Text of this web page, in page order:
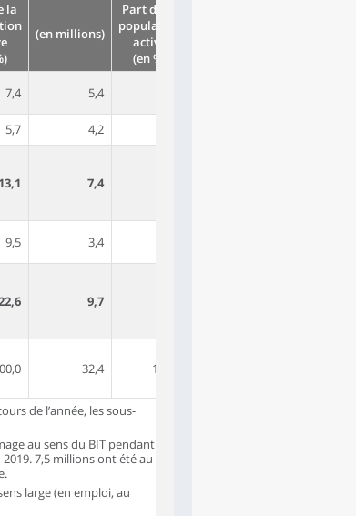
la
(en millions)
Part de la
population
active
(en %)
7,4 5,4
5,7 4,2
13,1 7,4
9,5 3,4
9,7
32,4 100,0
de l’année, les sous-
au sens du BIT pendant
7,5 millions ont été au
large (en emploi, au